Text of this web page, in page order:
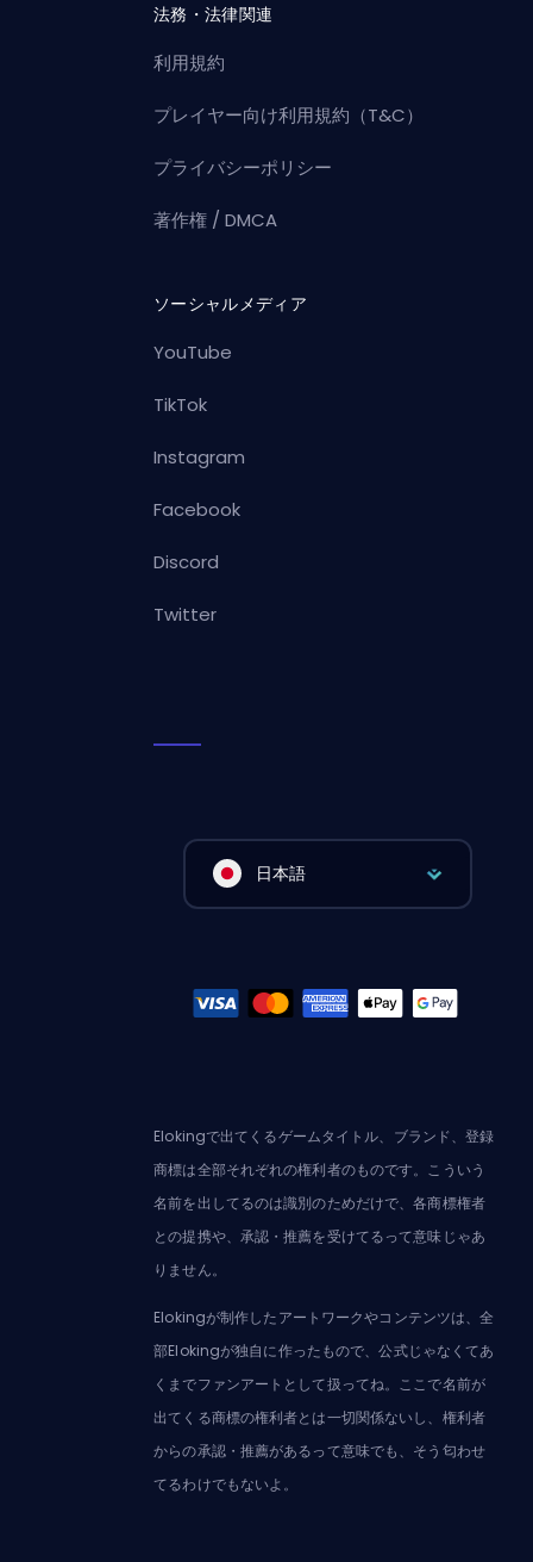
法務・法律関連
利用規約
プレイヤー向け利用規約（T&C）
プライバシーポリシー
著作権 / DMCA
ソーシャルメディア
YouTube
TikTok
Instagram
Facebook
Discord
Twitter
日本語
Elokingで出てくるゲームタイトル、ブランド、登録
商標は全部それぞれの権利者のものです。こういう
名前を出してるのは識別のためだけで、各商標権者
との提携や、承認・推薦を受けてるって意味じゃあ
りません。
Elokingが制作したアートワークやコンテンツは、全
部Elokingが独自に作ったもので、公式じゃなくてあ
くまでファンアートとして扱ってね。ここで名前が
出てくる商標の権利者とは一切関係ないし、権利者
からの承認・推薦があるって意味でも、そう匂わせ
てるわけでもないよ。